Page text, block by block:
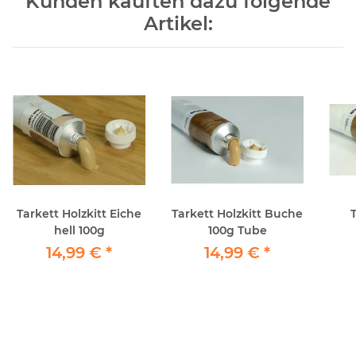
Artikel:
Tarkett Holzkitt Eiche
hell 100g
14,99 € *
Tarkett Holzkitt Buche
100g Tube
14,99 € *